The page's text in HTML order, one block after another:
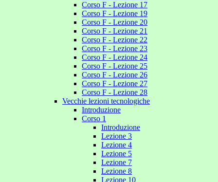
Corso F - Lezione 17
Corso F - Lezione 19
Corso F - Lezione 20
Corso F - Lezione 21
Corso F - Lezione 22
Corso F - Lezione 23
Corso F - Lezione 24
Corso F - Lezione 25
Corso F - Lezione 26
Corso F - Lezione 27
Corso F - Lezione 28
Vecchie lezioni tecnologiche
Introduzione
Corso 1
Introduzione
Lezione 3
Lezione 4
Lezione 5
Lezione 7
Lezione 8
Lezione 10